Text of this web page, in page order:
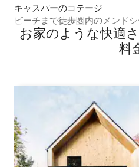
キャスパーのコテージ
ビーチまで徒歩圏内のメンド
ーコテージ。
お家のような快⁠適⁠
料⁠